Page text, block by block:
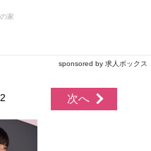
家
sponsored by 求人ボックス
次へ